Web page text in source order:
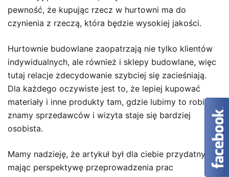
pewność, że kupując rzecz w hurtowni ma do
czynienia z rzeczą, która będzie wysokiej jakości.
Hurtownie budowlane zaopatrzają nie tylko klientów
indywidualnych, ale również i sklepy budowlane, więc
tutaj relacje zdecydowanie szybciej się zacieśniają.
Dla każdego oczywiste jest to, że lepiej kupować
materiały i inne produkty tam, gdzie lubimy to robić;
znamy sprzedawców i wizyta staje się bardziej
osobista.
Mamy nadzieję, że artykuł był dla ciebie przydatny i
mając perspektywę przeprowadzenia prac